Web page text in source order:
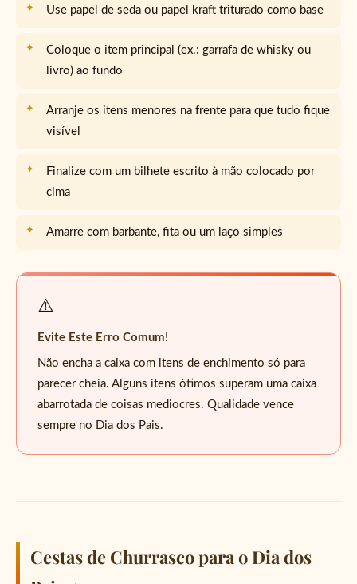
Use papel de seda ou papel kraft triturado como base
Coloque o item principal (ex.: garrafa de whisky ou
livro) ao fundo
Arranje os itens menores na frente para que tudo fique
visível
Finalize com um bilhete escrito à mão colocado por
cima
Amarre com barbante, fita ou um laço simples
⚠️
Evite Este Erro Comum!
Não encha a caixa com itens de enchimento só para
parecer cheia. Alguns itens ótimos superam uma caixa
abarrotada de coisas mediocres. Qualidade vence
sempre no Dia dos Pais.
Cestas de Churrasco para o Dia dos